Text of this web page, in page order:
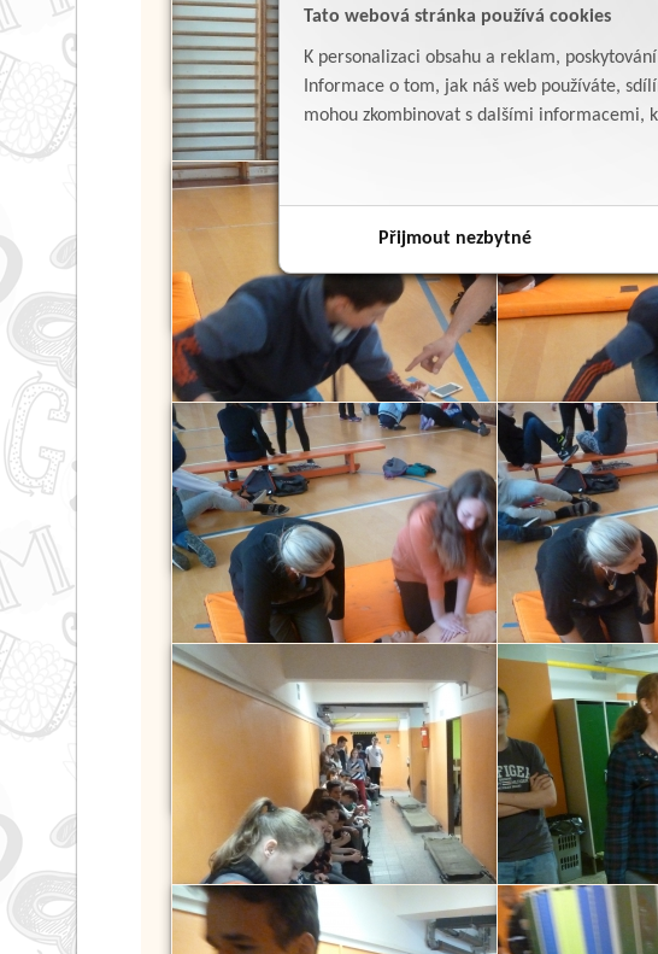
Tato webová stránka používá cookies
K personalizaci obsahu a reklam,
Informace o tom, jak náš web používáte,
mohou zkombinovat s dalšími informacemi,
Přijmout nezbytné